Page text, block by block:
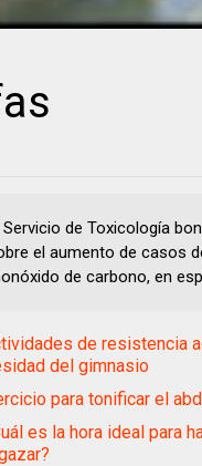
Servicio de Toxicología
el aumento de casos
de carbono, en
de resistencia
del gimnasio
para tonificar el
es la hora ideal para